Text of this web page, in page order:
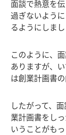
面談で熱意を
過ぎないよう
るようにしまし
このように、
ありますが、
は創業計画書
したがって、
業計画書をし
いうことがも